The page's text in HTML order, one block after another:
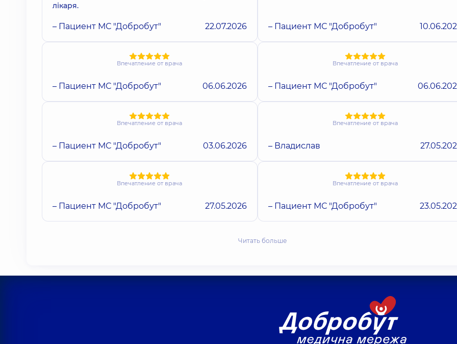
лікаря.
– Пациент МС "Добробут" 22.07.2026 – Пациент МС "Добробут"
Впечатление от врача
– Пациент МС "Добробут" 06.06.2026
Впечатление от врача
– Пациент МС "Добробут"
Впечатление от врача
– Пациент МС "Добробут" 03.06.2026
Впечатление от врача
– Владислав
Впечатление от врача
– Пациент МС "Добробут" 27.05.2026
Впечатление от врача
– Пациент МС "Добробут"
Читать больше